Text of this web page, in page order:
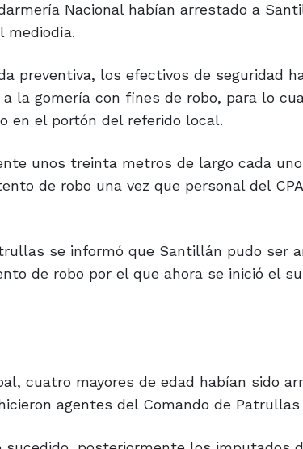
Nacional habían arrestado a
mediodía.
preventiva, los efectivos de seguridad
la gomería con fines de robo, para lo
en el portón del referido local.
unos treinta metros de largo cada
de robo una vez que personal del
se informó que Santillán pudo ser
de robo por el que ahora se inició el
cuatro mayores de edad habían sido
agentes del Comando de Patrullas